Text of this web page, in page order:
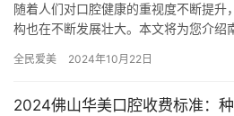
随着人们对口腔健康的重视度不断提升
构也在不断发展壮大。本文将为您介绍
泷齿科…
全民爱美 2024年10月22日
2024佛山华美口腔收费标准：